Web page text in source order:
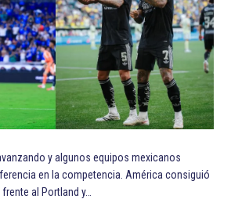
y algunos equipos mexicanos
en la competencia. América consiguió
al Portland y…